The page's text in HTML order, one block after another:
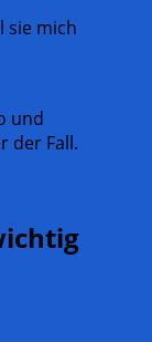
sie mich
und
der Fall.